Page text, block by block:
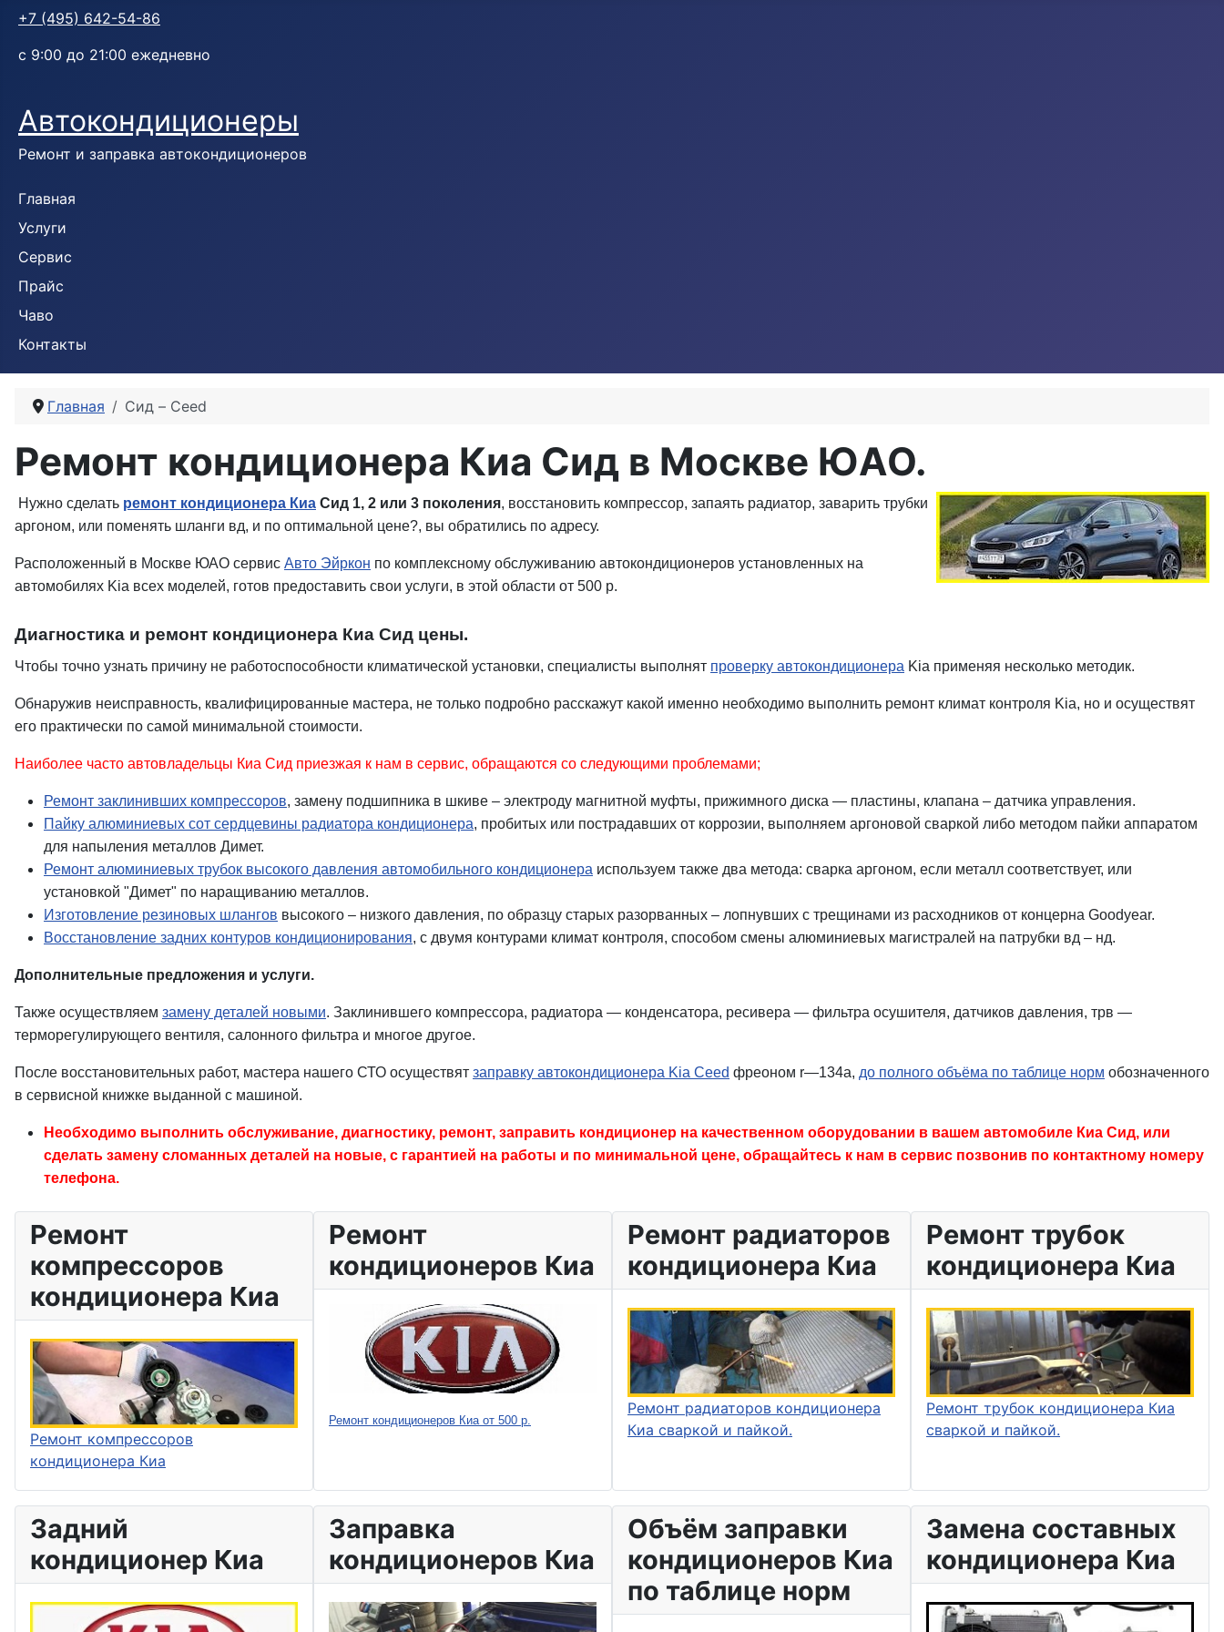
+7 (495) 642-54-86
с 9:00 до 21:00 ежедневно
Автокондиционеры
Ремонт и заправка автокондиционеров
Главная
Услуги
Сервис
Прайс
Чаво
Контакты
Главная Сид – Ceed
Ремонт кондиционера Киа Сид в Москве ЮАО.
Нужно сделать ремонт кондиционера Киа Сид 1, 2 или 3 поколения, восстановить компрессор, запаять радиатор, заварить трубки
аргоном, или поменять шланги вд, и по оптимальной цене?, вы обратились по адресу.
Расположенный в Москве ЮАО сервис Авто Эйркон по комплексному обслуживанию автокондиционеров установленных на
автомобилях Kia всех моделей, готов предоставить свои услуги, в этой области от 500 р.
Диагностика и ремонт кондиционера Киа Сид цены.
Чтобы точно узнать причину не работоспособности климатической установки, специалисты выполнят проверку автокондиционера Kia применяя несколько методик.
Обнаружив неисправность, квалифицированные мастера, не только подробно расскажут какой именно необходимо выполнить ремонт климат контроля Kia, но и осуществят
его практически по самой минимальной стоимости.
Наиболее часто автовладельцы Киа Сид приезжая к нам в сервис, обращаются со следующими проблемами;
Ремонт заклинивших компрессоров, замену подшипника в шкиве – электроду магнитной муфты, прижимного диска — пластины, клапана – датчика управления.
Пайку алюминиевых сот сердцевины радиатора кондиционера, пробитых или пострадавших от коррозии, выполняем аргоновой сваркой либо методом пайки аппаратом
для напыления металлов Димет.
Ремонт алюминиевых трубок высокого давления автомобильного кондиционера используем также два метода: сварка аргоном, если металл соответствует, или
установкой "Димет" по наращиванию металлов.
Изготовление резиновых шлангов высокого – низкого давления, по образцу старых разорванных – лопнувших с трещинами из расходников от концерна Goodyear.
Восстановление задних контуров кондиционирования, с двумя контурами климат контроля, способом смены алюминиевых магистралей на патрубки вд – нд.
Дополнительные предложения и услуги.
Также осуществляем замену деталей новыми. Заклинившего компрессора, радиатора — конденсатора, ресивера — фильтра осушителя, датчиков давления, трв —
терморегулирующего вентиля, салонного фильтра и многое другое.
После восстановительных работ, мастера нашего СТО осуществят заправку автокондиционера Kia Ceed фреоном r—134a, до полного объёма по таблице норм обозначенного
в сервисной книжке выданной с машиной.
Необходимо выполнить обслуживание, диагностику, ремонт, заправить кондиционер на качественном оборудовании в вашем автомобиле Киа Сид, или
сделать замену сломанных деталей на новые, с гарантией на работы и по минимальной цене, обращайтесь к нам в сервис позвонив по контактному номеру
телефона.
Ремонт
компрессоров
кондиционера Киа
Ремонт компрессоров
кондиционера Киа
Ремонт
кондиционеров Киа
Ремонт кондиционеров Киа от 500 р.
Ремонт радиаторов
кондиционера Киа
Ремонт радиаторов кондиционера
Киа сваркой и пайкой.
Ремонт трубок
кондиционера Киа
Ремонт трубок кондиционера Киа
сваркой и пайкой.
Задний
кондиционер Киа
Заправка
кондиционеров Киа
Объём заправки
кондиционеров Киа
по таблице норм
Замена составных
кондиционера Киа